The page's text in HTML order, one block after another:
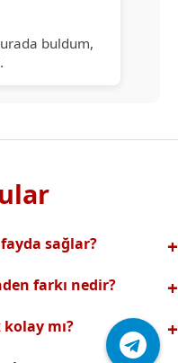
buldum,
sağlar?
farkı nedir?
sunuyoruz.
sağlanır.Ayrıca Daha
mı?
kolayca sipariş